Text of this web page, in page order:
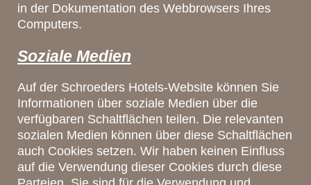
in der Dokumentation des Webbrowsers Ihres
Computers.
Soziale Medien
Auf der Schroeders Hotels-Website können Sie
Informationen über soziale Medien über die
verfügbaren Schaltflächen teilen. Die relevanten
sozialen Medien können über diese Schaltflächen
auch Cookies setzen. Wir haben keinen Einfluss
auf die Verwendung dieser Cookies durch diese